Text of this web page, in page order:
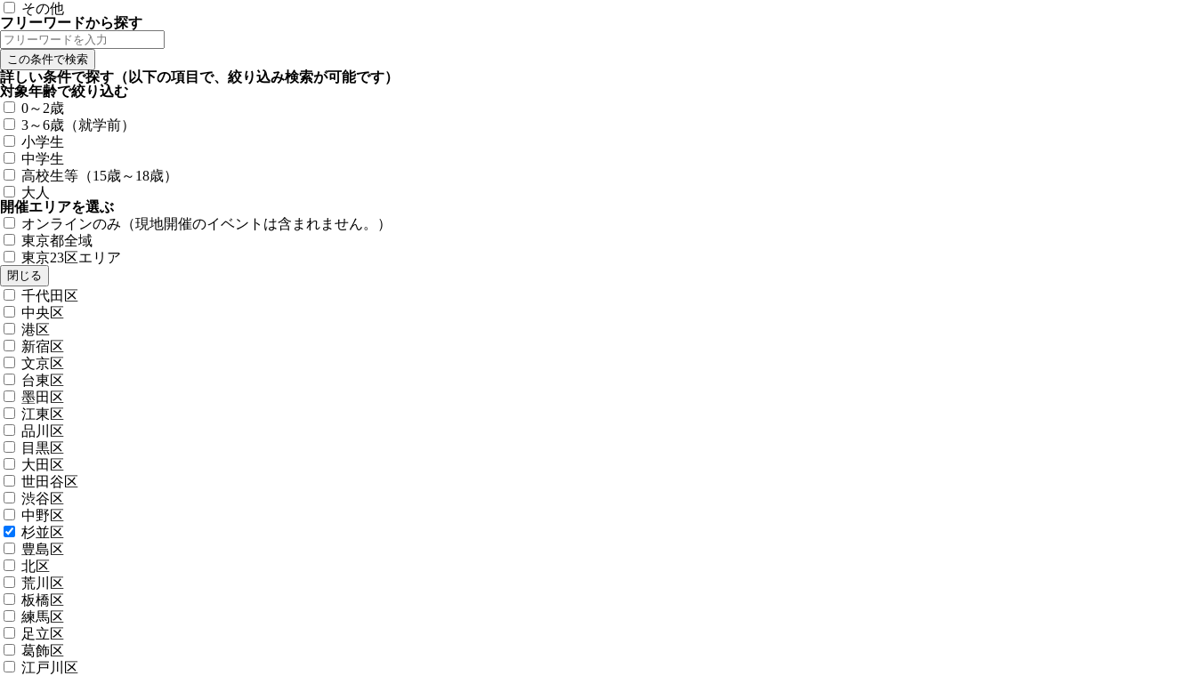
その他
フリーワードから探す
詳しい条件で探す （以下の項目で、絞り込み検索が可能です）
対象年齢で絞り込む
0～2歳
3～6歳（就学前）
小学生
中学生
高校生等（15歳～18歳）
大人
開催エリアを選ぶ
オンラインのみ（現地開催のイベントは含まれません。）
東京都全域
東京23区エリア
閉じる
千代田区
中央区
港区
新宿区
文京区
台東区
墨田区
江東区
品川区
目黒区
大田区
世田谷区
渋谷区
中野区
杉並区
豊島区
北区
荒川区
板橋区
練馬区
足立区
葛飾区
江戸川区